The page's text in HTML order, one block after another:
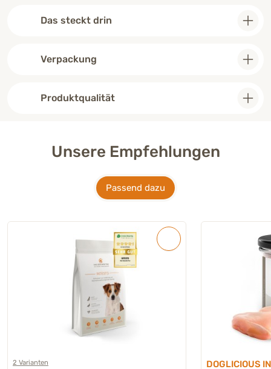
Das steckt drin
Verpackung
Produktqualität
Unsere Empfehlungen
Passend dazu
2 Varianten DOGLICIOUS